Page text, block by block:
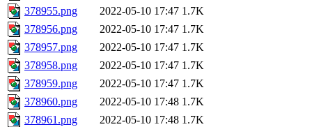
378955.png
2022-05-10 17:47 1.7K
378956.png
2022-05-10 17:47 1.7K
378957.png
2022-05-10 17:47 1.7K
378958.png
2022-05-10 17:47 1.7K
378959.png
2022-05-10 17:47 1.7K
378960.png
2022-05-10 17:48 1.7K
378961.png
2022-05-10 17:48 1.7K